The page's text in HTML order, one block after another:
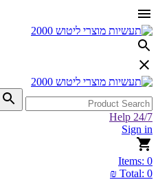
Help 24/7
Sign in
Items: 0
Total: 0 ₪